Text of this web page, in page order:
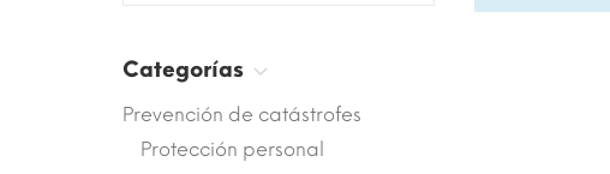
Categorías
Prevención de catástrofes
Protección personal